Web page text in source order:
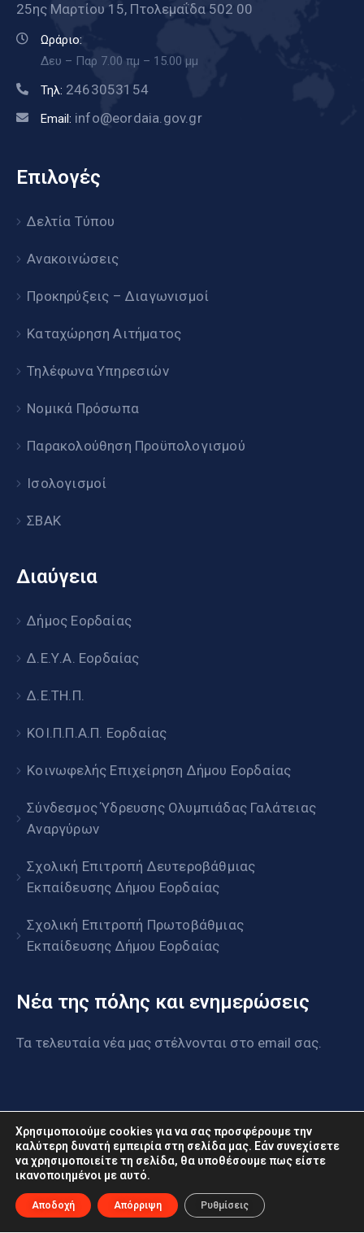
25ης Μαρτίου 15, Πτολεμαΐδα 502 00
Ωράριο:
Δευ – Παρ 7.00 πμ – 15.00 μμ
Τηλ: 2463053154
Email: info@eordaia.gov.gr
Επιλογές
Δελτία Τύπου
Ανακοινώσεις
Προκηρύξεις – Διαγωνισμοί
Καταχώρηση Αιτήματος
Τηλέφωνα Υπηρεσιών
Νομικά Πρόσωπα
Παρακολούθηση Προϋπολογισμού
Ισολογισμοί
ΣΒΑΚ
Διαύγεια
Δήμος Εορδαίας
Δ.Ε.Υ.Α. Εορδαίας
Δ.Ε.ΤΗ.Π.
ΚΟΙ.Π.Π.Α.Π. Εορδαίας
Κοινωφελής Επιχείρηση Δήμου Εορδαίας
Σύνδεσμος Ύδρευσης Ολυμπιάδας Γαλάτειας
Αναργύρων
Σχολική Επιτροπή Δευτεροβάθμιας
Εκπαίδευσης Δήμου Εορδαίας
Σχολική Επιτροπή Πρωτοβάθμιας
Εκπαίδευσης Δήμου Εορδαίας
Νέα της πόλης και ενημερώσεις
Τα τελευταία νέα μας στέλνονται στο email σας.
www.eordaia.gov.gr © 2022. Με επιφύλαξη παντός
δικαιώματος
Χρησιμοποιούμε cookies για να σας προσφέρουμε την
καλύτερη δυνατή εμπειρία στη σελίδα μας. Εάν συνεχίσετε
να χρησιμοποιείτε τη σελίδα, θα υποθέσουμε πως είστε
ικανοποιημένοι με αυτό.
Αποδοχή Απόρριψη Ρυθμίσεις